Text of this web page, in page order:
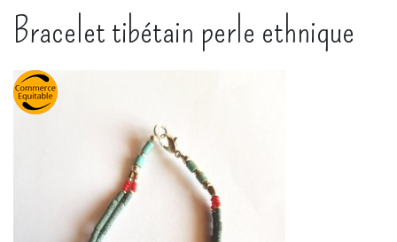
Bracelet tibétain perle ethnique